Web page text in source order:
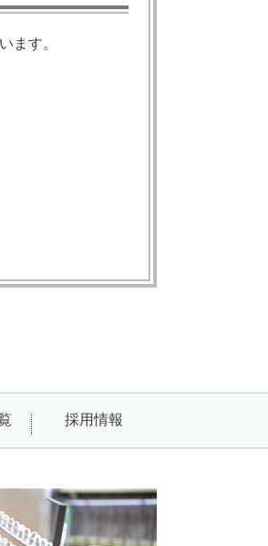
ます。
採用情報